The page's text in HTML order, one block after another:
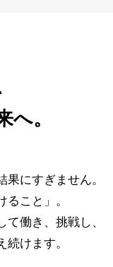
へ。
にすぎません。
こと」。
働き、挑戦し、
けます。